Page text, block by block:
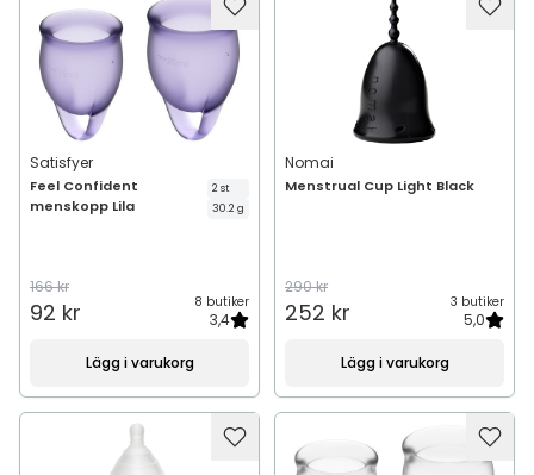
Satisfyer
Feel Confident
menskopp Lila
2 st
30.2 g
166 kr
92 kr 8 butiker
3,4
Lägg i varukorg
Nomai
Menstrual Cup Light Black
290 kr
252 kr 3 butiker
5,0
Lägg i varukorg